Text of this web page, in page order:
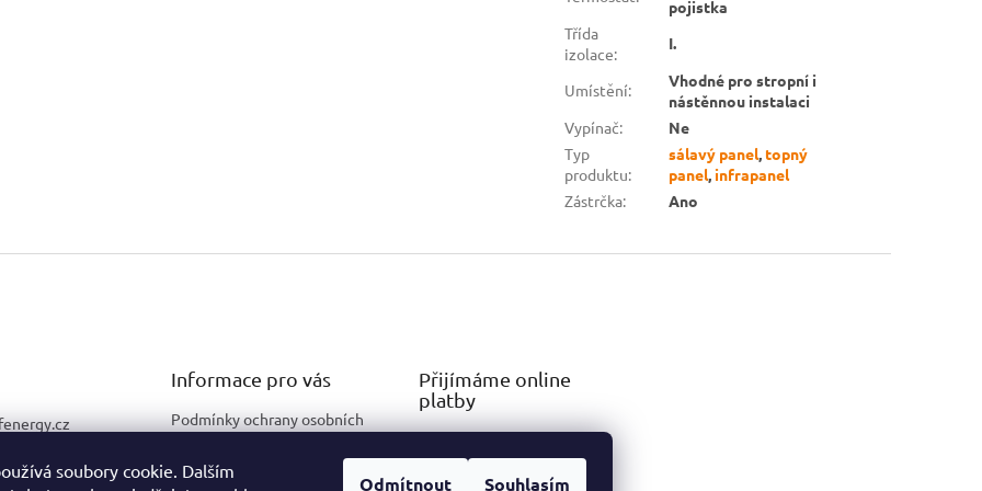
soubory cookie. Dalším
Odmítnout Souhlasím
pojistka
Třída
izolace:
I.
Umístění:
Vhodné pro stropní i
nástěnnou instalaci
Vypínač:
Ne
Typ
produktu:
sálavý panel,topný
panel, infrapanel
Zástrčka: Ano
Informace pro vás
Podmínky ochrany osobních
Obchodní podmínky
Přijímáme online
platby